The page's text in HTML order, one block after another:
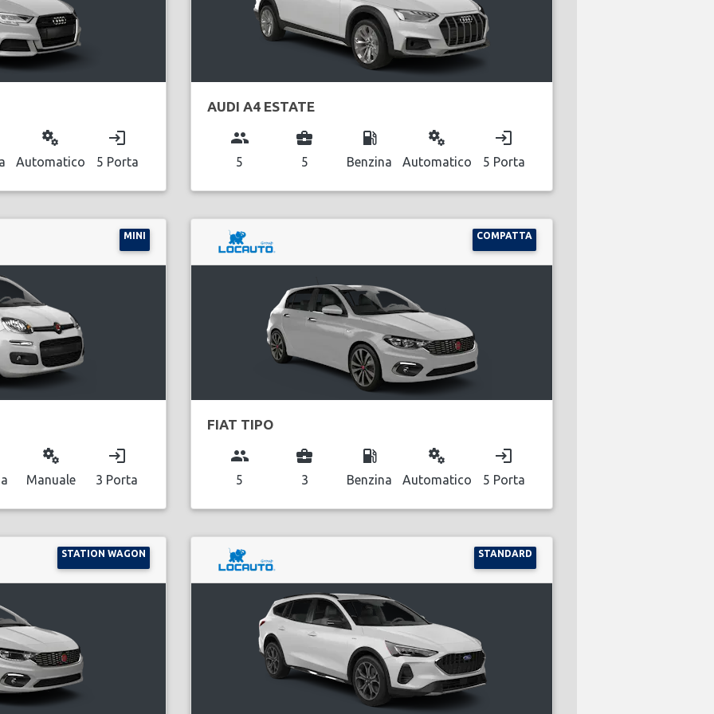
miscellaneous_services
Automatico
login
5 Porta
AUDI A4 ESTATE
group
5
business_center
5
local_gas_station
Benzina
miscellaneous_services
Automatico
login
5 Porta
MINI
miscellaneous_services
Manuale
login
3 Porta
COMPATTA
FIAT TIPO
group
5
business_center
3
local_gas_station
Benzina
miscellaneous_services
Automatico
login
5 Porta
STATION WAGON STANDARD